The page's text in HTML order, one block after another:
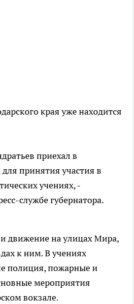
края уже находится
приехал в
принятия участия в
учениях, -
службе губернатора.
движение на улицах Мира,
к ним. В учениях
полиция, пожарные и
мероприятия
вокзале.